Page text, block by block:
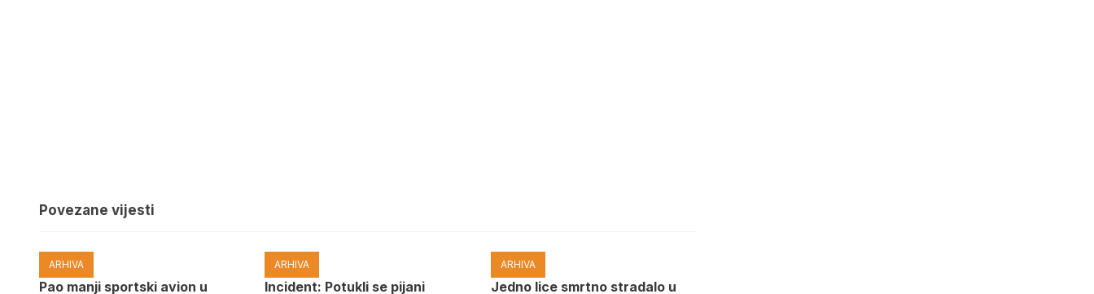
Povezane vijesti
ARHIVA
Pao manji sportski avion u
ARHIVA
Incident: Potukli se pijani
ARHIVA
Јedno lice smrtno stradalo u